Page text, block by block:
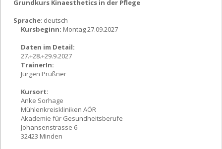
Grundkurs Kinaesthetics in der Pflege
Sprache: deutsch
Kursbeginn: Montag 27.09.2027
Daten im Detail:
27.+28.+29.9.2027
TrainerIn:
Jürgen Prüßner
Kursort:
Anke Sorhage
Mühlenkreiskliniken AÖR
Akademie für Gesundheitsberufe
Johansenstrasse 6
32423 Minden